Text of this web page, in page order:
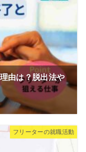
由は？脱出法や
フリーターの就職活動